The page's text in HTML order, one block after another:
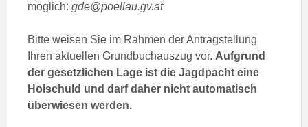
möglich: gde@poellau.gv.at
Bitte weisen Sie im Rahmen der Antragstellung
Ihren aktuellen Grundbuchauszug vor. Aufgrund
der gesetzlichen Lage ist die Jagdpacht eine
Holschuld und darf daher nicht automatisch
überwiesen werden.